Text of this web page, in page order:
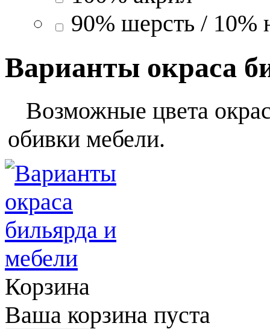
90% шерсть / 10%
Варианты окраса
Возможные цвета
обивки мебели.
Корзина
Ваша корзина пуста